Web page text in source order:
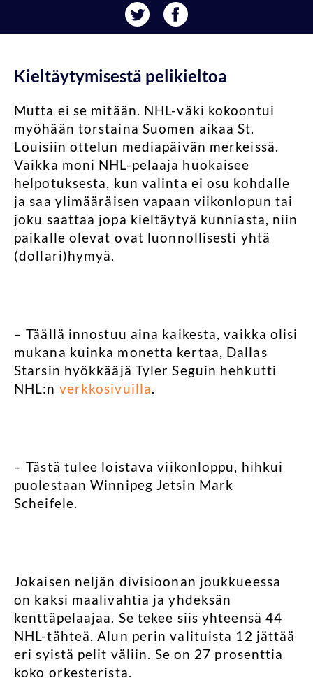
Kieltäytymisestä pelikieltoa
Mutta ei se mitään. NHL-väki kokoontui
myöhään torstaina Suomen aikaa St.
Louisiin ottelun mediapäivän merkeissä.
Vaikka moni NHL-pelaaja huokaisee
helpotuksesta, kun valinta ei osu kohdalle
ja saa ylimääräisen vapaan viikonlopun tai
joku saattaa jopa kieltäytyä kunniasta, niin
paikalle olevat ovat luonnollisesti yhtä
(dollari)hymyä.
– Täällä innostuu aina kaikesta, vaikka olisi
mukana kuinka monetta kertaa, Dallas
Starsin hyökkääjä Tyler Seguin hehkutti
NHL:n verkkosivuilla.
– Tästä tulee loistava viikonloppu, hihkui
puolestaan Winnipeg Jetsin Mark
Scheifele.
Jokaisen neljän divisioonan joukkueessa
on kaksi maalivahtia ja yhdeksän
kenttäpelaajaa. Se tekee siis yhteensä 44
NHL-tähteä. Alun perin valituista 12 jättää
eri syistä pelit väliin. Se on 27 prosenttia
koko orkesterista.